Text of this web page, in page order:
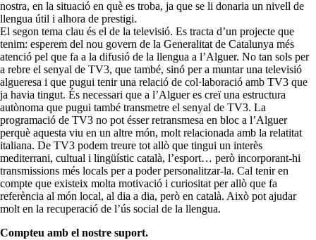
nostra, en la situació en què es troba, ja que se li donaria un nivell de
llengua útil i alhora de prestigi.
El segon tema clau és el de la televisió. Es tracta d’un projecte que
tenim: esperem del nou govern de la Generalitat de Catalunya més
atenció pel que fa a la difusió de la llengua a l’Alguer. No tan sols per
a rebre el senyal de TV3, que també, sinó per a muntar una televisió
algueresa i que pugui tenir una relació de col·laboració amb TV3 que
ja havia tingut. És necessari que a l’Alguer es creï una estructura
autònoma que pugui també transmetre el senyal de TV3. La
programació de TV3 no pot ésser retransmesa en bloc a l’Alguer
perquè aquesta viu en un altre món, molt relacionada amb la relatitat
italiana. De TV3 podem treure tot allò que tingui un interès
mediterrani, cultual i lingüístic català, l’esport… però incorporant-hi
transmissions més locals per a poder personalitzar-la. Cal tenir en
compte que existeix molta motivació i curiositat per allò que fa
referència al món local, al dia a dia, però en català. Això pot ajudar
molt en la recuperació de l’ús social de la llengua.
Compteu amb el nostre suport.